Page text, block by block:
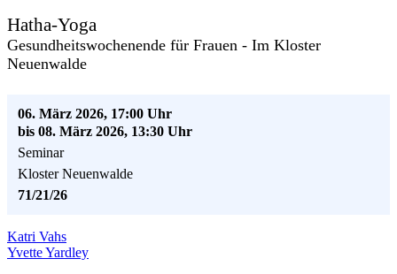
Hatha-Yoga
Gesundheitswochenende für Frauen - Im Kloster
Neuenwalde
06. März 2026, 17:00 Uhr
bis 08. März 2026, 13:30 Uhr
Seminar
Kloster Neuenwalde
71/21/26
Katri Vahs
Yvette Yardley